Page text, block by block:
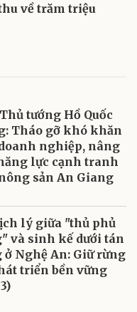
về trăm triệu
tướng Hồ Quốc
Tháo gỡ khó khăn
nghiệp, nâng
lực cạnh tranh
sản An Giang
lý giữa "thủ phủ
và sinh kế dưới tán
ở Nghệ An: Giữ rừng
triển bền vững